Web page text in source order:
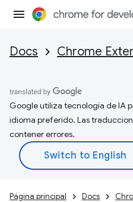
Docs Chrome
Google utiliza tecnología de IA
idioma preferido. Las
contener errores.
Página principal Docs